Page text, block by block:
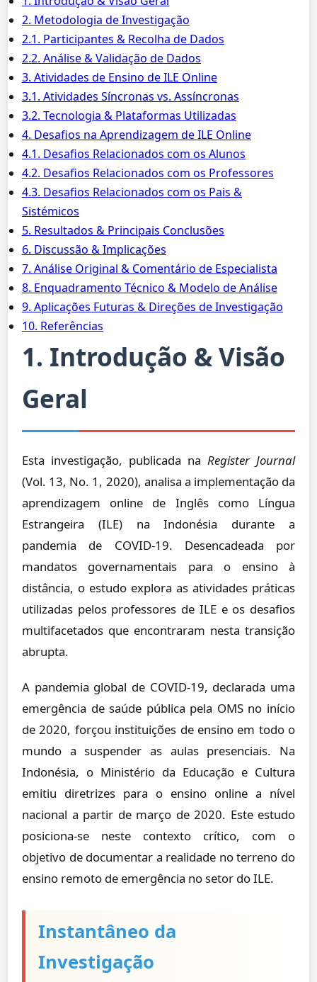
2. Metodologia de Investigação
2.1. Participantes & Recolha de Dados
2.2. Análise & Validação de Dados
3. Atividades de Ensino de ILE Online
3.1. Atividades Síncronas vs. Assíncronas
3.2. Tecnologia & Plataformas Utilizadas
4. Desafios na Aprendizagem de ILE Online
4.1. Desafios Relacionados com os Alunos
4.2. Desafios Relacionados com os Professores
4.3. Desafios Relacionados com os Pais &
Sistémicos
5. Resultados & Principais Conclusões
6. Discussão & Implicações
7. Análise Original & Comentário de Especialista
8. Enquadramento Técnico & Modelo de Análise
9. Aplicações Futuras & Direções de Investigação
10. Referências
1. Introdução & Visão
Geral
Esta investigação, publicada na Register Journal
(Vol. 13, No. 1, 2020), analisa a implementação da
aprendizagem online de Inglês como Língua
Estrangeira (ILE) na Indonésia durante a
pandemia de COVID-19. Desencadeada por
mandatos governamentais para o ensino à
distância, o estudo explora as atividades práticas
utilizadas pelos professores de ILE e os desafios
multifacetados que encontraram nesta transição
abrupta.
A pandemia global de COVID-19, declarada uma
emergência de saúde pública pela OMS no início
de 2020, forçou instituições de ensino em todo o
mundo a suspender as aulas presenciais. Na
Indonésia, o Ministério da Educação e Cultura
emitiu diretrizes para o ensino online a nível
nacional a partir de março de 2020. Este estudo
posiciona-se neste contexto crítico, com o
objetivo de documentar a realidade no terreno do
ensino remoto de emergência no setor do ILE.
Instantâneo da
Investigação